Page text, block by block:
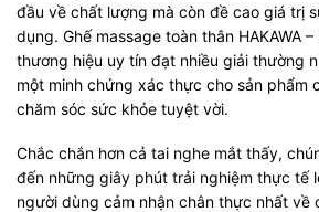
đầu về chất lượng mà còn đề cao giá trị
dụng. Ghế massage toàn thân HAKAWA
thương hiệu uy tín đạt nhiều giải thường
một minh chứng xác thực cho sản phẩm
chăm sóc sức khỏe tuyệt vời.
Chắc chắn hơn cả tai nghe mắt thấy,
đến những giây phút trải nghiệm thực tế
người dùng cảm nhận chân thực nhất